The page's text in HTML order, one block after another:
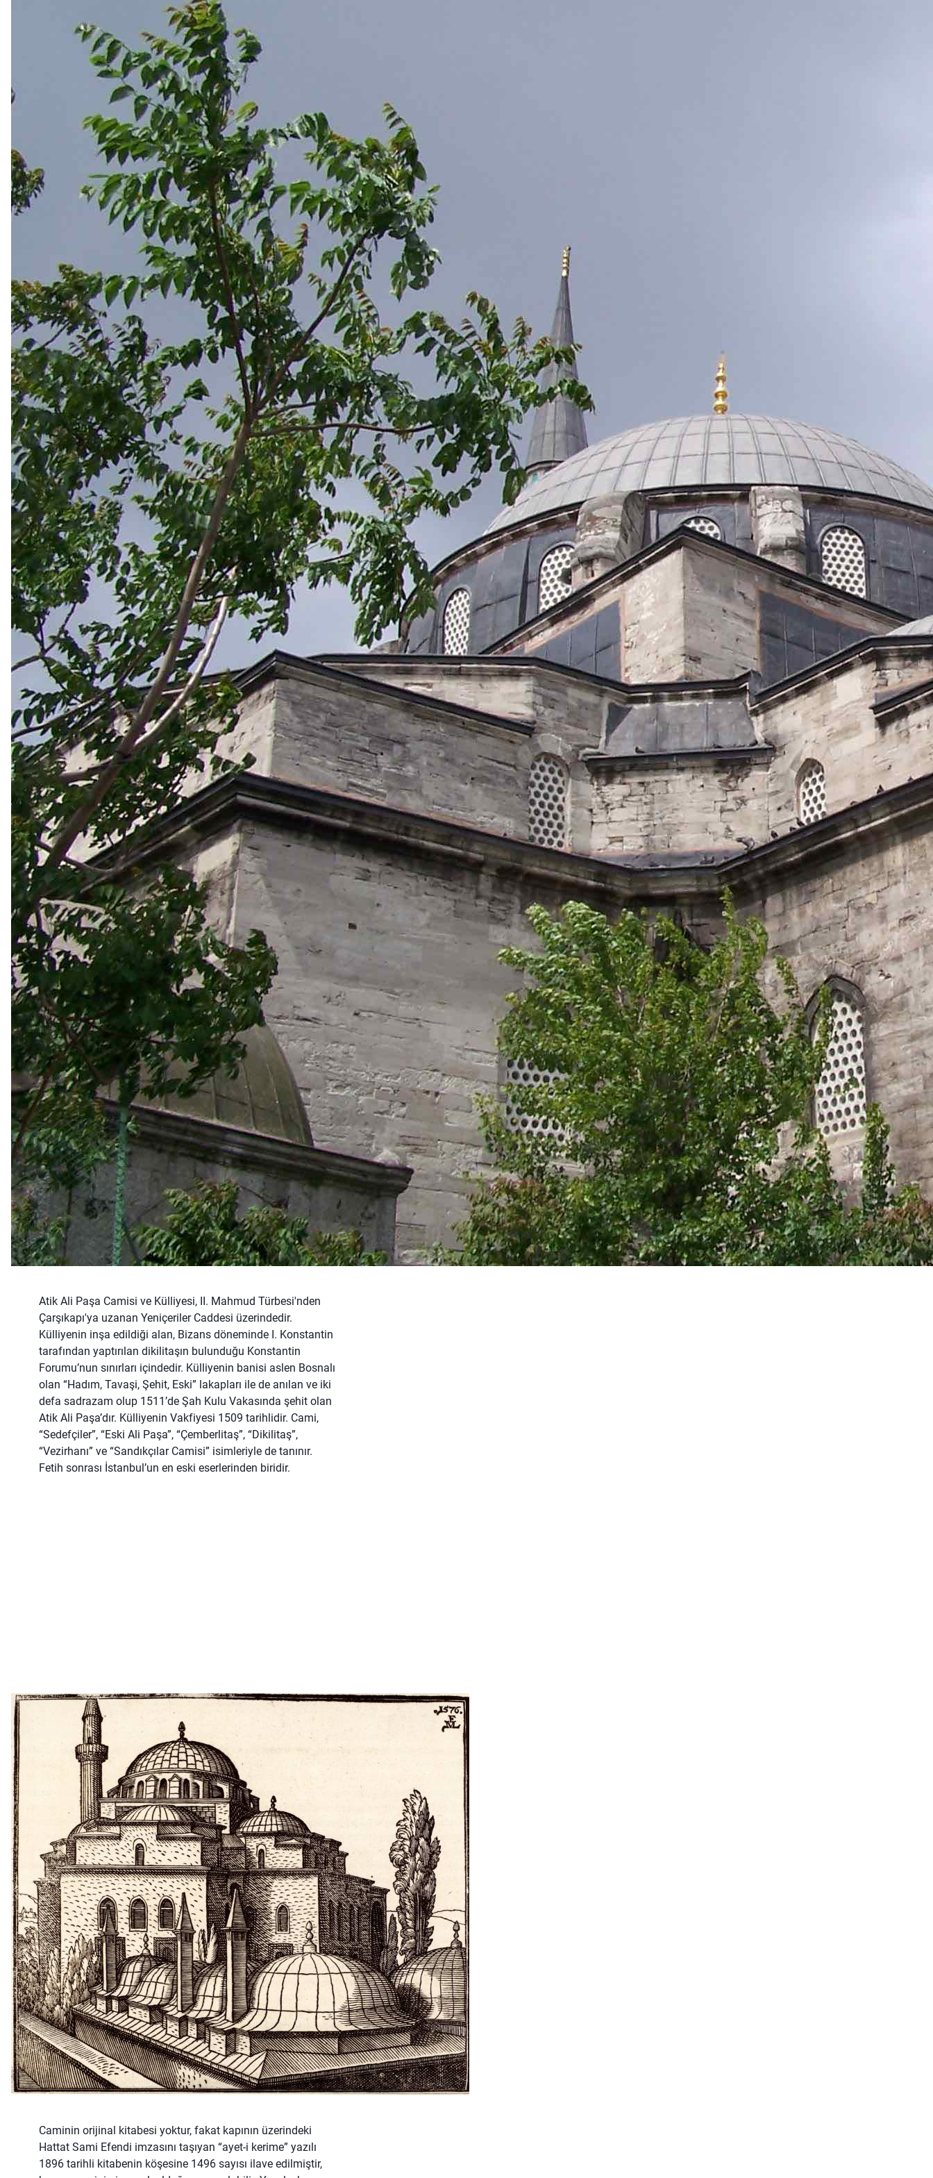
Atik Ali Paşa Camisi ve Külliyesi, II. Mahmud Türbesi'nden
Çarşıkapı'ya uzanan Yeniçeriler Caddesi üzerindedir.
Külliyenin inşa edildiği alan, Bizans döneminde I. Konstantin
tarafından yaptırılan dikilitaşın bulunduğu Konstantin
Forumu’nun sınırları içindedir. Külliyenin banisi aslen Bosnalı
olan “Hadım, Tavaşi, Şehit, Eski” lakapları ile de anılan ve iki
defa sadrazam olup 1511’de Şah Kulu Vakasında şehit olan
Atik Ali Paşa’dır. Külliyenin Vakfiyesi 1509 tarihlidir. Cami,
“Sedefçiler”, “Eski Ali Paşa”, “Çemberlitaş”, “Dikilitaş”,
“Vezirhanı” ve “Sandıkçılar Camisi” isimleriyle de tanınır.
Fetih sonrası İstanbul’un en eski eserlerinden biridir.
Caminin orijinal kitabesi yoktur, fakat kapının üzerindeki
Hattat Sami Efendi imzasını taşıyan “ayet-i kerime” yazılı
1896 tarihli kitabenin köşesine 1496 sayısı ilave edilmiştir,